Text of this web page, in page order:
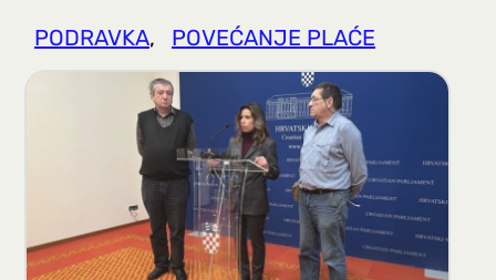
t
r
a
g
a
PODRAVKA, POVEĆANJE PLAĆE